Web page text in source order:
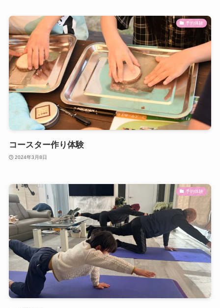
予約体験
コースター作り体験
2024年3月8日
予約体験